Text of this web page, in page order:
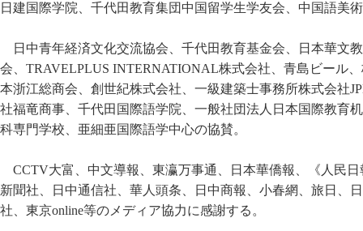
日建国際学院、千代田教育集団中国留学生学友会、中国語美
日中青年経済文化交流協会、千代田教育基金会、日本華文
会、TRAVELPLUS INTERNATIONAL株式会社、青島ビール
本浙江総商会、創世紀株式会社、一級建築士事務所株式会社
社福竜商事、千代田国際語学院、一般社団法人日本国際教育
科専門学校、亜細亜国際語学中心の協賛。
CCTV大富、中文導報、東瀛万事通、日本華僑報、《人民
新聞社、日中通信社、華人頭条、日中商報、小春網、旅日、
社、東京online等のメディア協力に感謝する。